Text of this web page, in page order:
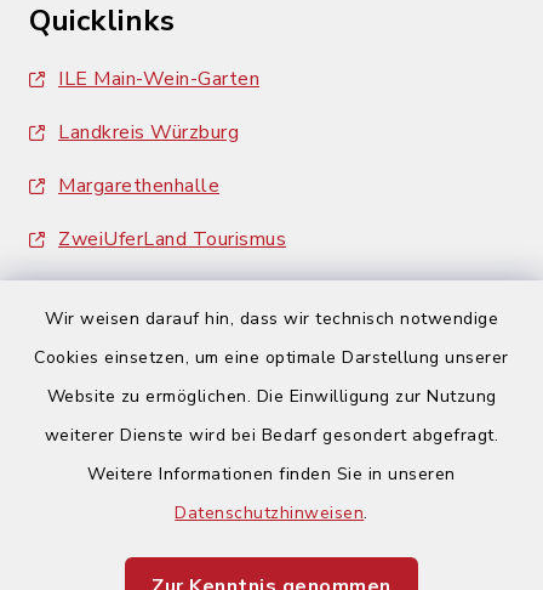
Wir weisen darauf hin, dass wir technisch notwendige
Cookies einsetzen, um eine optimale Darstellung unserer
Website zu ermöglichen. Die Einwilligung zur Nutzung
weiterer Dienste wird bei Bedarf gesondert abgefragt.
Weitere Informationen finden Sie in unseren
Datenschutzhinweisen.
Quicklinks
ILE Main-Wein-Garten
Landkreis Würzburg
Margarethenhalle
ZweiUferLand Tourismus
Barrierefreiheit